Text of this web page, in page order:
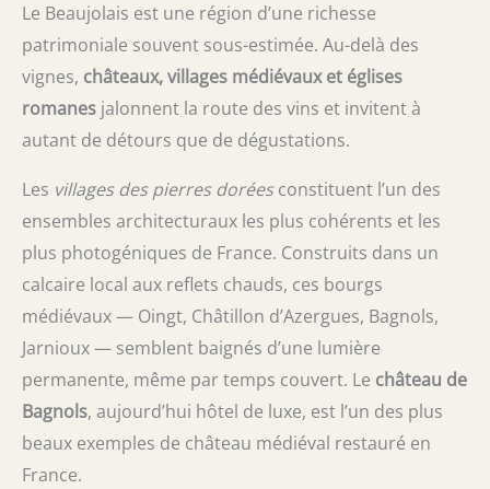
Le Beaujolais est une région d’une richesse
patrimoniale souvent sous-estimée. Au-delà des
vignes, châteaux, villages médiévaux et églises
romanes jalonnent la route des vins et invitent à
autant de détours que de dégustations.
Les villages des pierres doréesconstituent l’un des
ensembles architecturaux les plus cohérents et les
plus photogéniques de France. Construits dans un
calcaire local aux reflets chauds, ces bourgs
médiévaux — Oingt, Châtillon d’Azergues, Bagnols,
Jarnioux — semblent baignés d’une lumière
permanente, même par temps couvert. Le château de
Bagnols, aujourd’hui hôtel de luxe, est l’un des plus
beaux exemples de château médiéval restauré en
France.